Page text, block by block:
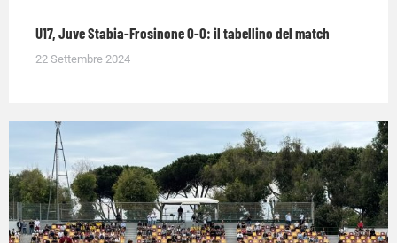
U17, Juve Stabia-Frosinone 0-0: il tabellino del match
22 Settembre 2024